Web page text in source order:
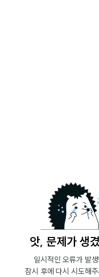
앗, 문제가 생
일시적인 오류가 발
잠시 후에 다시 시도해